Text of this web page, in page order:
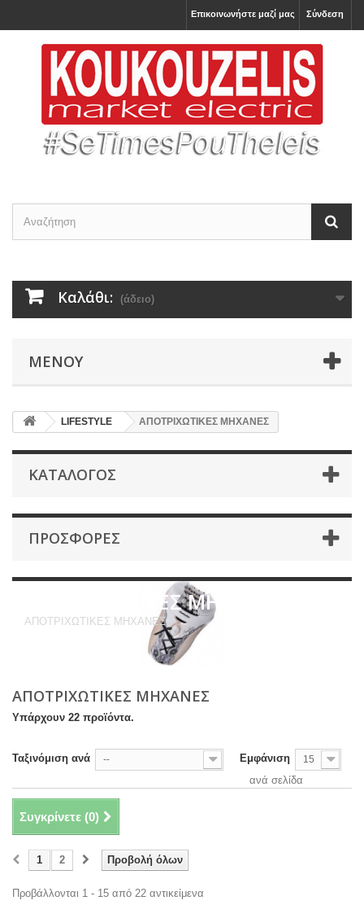
Σύνδεση
Επικοινωνήστε μαζί μας
Καλάθι: (άδειο)
ΜΕΝΟΎ
LIFESTYLE ΑΠΟΤΡΙΧΩΤΙΚΕΣ ΜΗΧΑΝΕΣ
ΚΑΤΆΛΟΓΟΣ
ΠΡΟΣΦΟΡΈΣ
ΑΠΟΤΡΙΧΩΤΙΚΕΣ ΜΗΧΑΝΕΣ
ΑΠΟΤΡΙΧΩΤΙΚΕΣ ΜΗΧΑΝΕΣ
ΑΠΟΤΡΙΧΩΤΙΚΕΣ ΜΗΧΑΝΕΣ
Υπάρχουν 22 προϊόντα.
Ταξινόμιση ανά -- Εμφάνιση 15
ανά σελίδα
Συγκρίνετε (0)
Προβολή όλων
1 2
Προβάλλονται 1 - 15 από 22 αντικείμενα